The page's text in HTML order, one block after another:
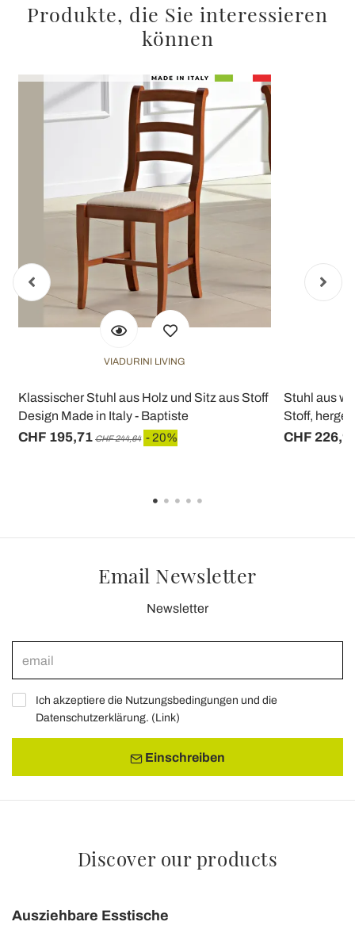
Produkte, die Sie interessieren
können
VIADURINI LIVING
Klassischer Stuhl aus Holz und Sitz aus Stoff
Design Made in Italy - Baptiste
CHF 195,71 CHF 244,64 - 20%
Stuhl aus
Stoff,
CHF
Email Newsletter
Newsletter
Ich akzeptiere die Nutzungsbedingungen und die
Datenschutzerklärung. (Link)
Einschreiben
Discover our products
Ausziehbare Esstische